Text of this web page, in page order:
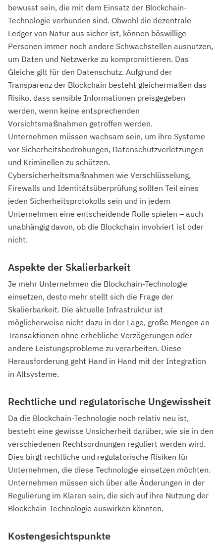
bewusst sein, die mit dem Einsatz der Blockchain-
Technologie verbunden sind. Obwohl die dezentrale
Ledger von Natur aus sicher ist, können böswillige
Personen immer noch andere Schwachstellen ausnutzen,
um Daten und Netzwerke zu kompromittieren. Das
Gleiche gilt für den Datenschutz. Aufgrund der
Transparenz der Blockchain besteht gleichermaßen das
Risiko, dass sensible Informationen preisgegeben
werden, wenn keine entsprechenden
Vorsichtsmaßnahmen getroffen werden.
Unternehmen müssen wachsam sein, um ihre Systeme
vor Sicherheitsbedrohungen, Datenschutzverletzungen
und Kriminellen zu schützen.
Cybersicherheitsmaßnahmen wie Verschlüsselung,
Firewalls und Identitätsüberprüfung sollten Teil eines
jeden Sicherheitsprotokolls sein und in jedem
Unternehmen eine entscheidende Rolle spielen – auch
unabhängig davon, ob die Blockchain involviert ist oder
nicht.
Aspekte der Skalierbarkeit
Je mehr Unternehmen die Blockchain-Technologie
einsetzen, desto mehr stellt sich die Frage der
Skalierbarkeit. Die aktuelle Infrastruktur ist
möglicherweise nicht dazu in der Lage, große Mengen an
Transaktionen ohne erhebliche Verzögerungen oder
andere Leistungsprobleme zu verarbeiten. Diese
Herausforderung geht Hand in Hand mit der Integration
in Altsysteme.
Rechtliche und regulatorische Ungewissheit
Da die Blockchain-Technologie noch relativ neu ist,
besteht eine gewisse Unsicherheit darüber, wie sie in den
verschiedenen Rechtsordnungen reguliert werden wird.
Dies birgt rechtliche und regulatorische Risiken für
Unternehmen, die diese Technologie einsetzen möchten.
Unternehmen müssen sich über alle Änderungen in der
Regulierung im Klaren sein, die sich auf ihre Nutzung der
Blockchain-Technologie auswirken könnten.
Kostengesichtspunkte